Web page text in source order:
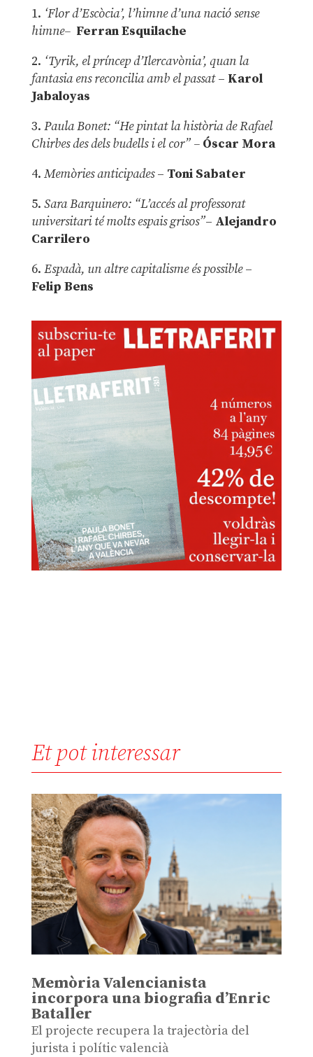
1. ‘Flor d’Escòcia’, l’himne d’una nació sense
himne– Ferran Esquilache
2. ‘Tyrik, el príncep d’Ilercavònia’, quan la
fantasia ens reconcilia amb el passat– Karol
Jabaloyas
3. Paula Bonet: “He pintat la història de Rafael
Chirbes des dels budells i el cor” –Óscar Mora
4. Memòries anticipades– Toni Sabater
5. Sara Barquinero: “L’accés al professorat
universitari té molts espais grisos”– Alejandro
Carrilero
6. Espadà, un altre capitalisme és possible –
Felip Bens
Et pot interessar
Memòria Valencianista
incorpora una biografia d’Enric
Bataller
El projecte recupera la trajectòria del
jurista i polític valencià